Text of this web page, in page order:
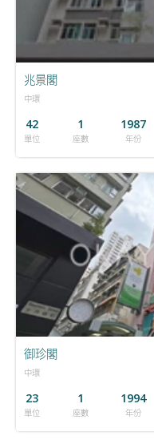
兆景閣
中環
42
單位
1
座數
1987
年份
御珍閣
中環
23
單位
1
座數
1994
年份